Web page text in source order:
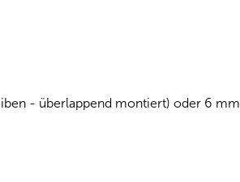
- überlappend montiert) oder 6 mm